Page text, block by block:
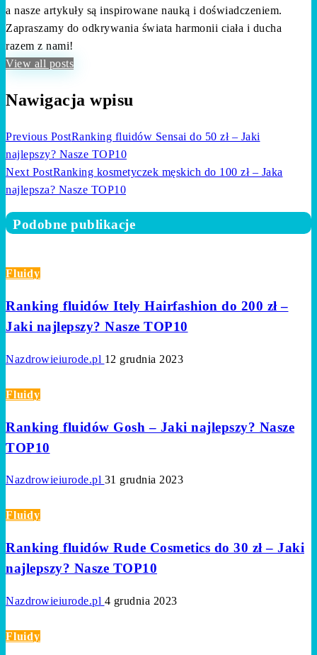
a nasze artykuły są inspirowane nauką i doświadczeniem.
Zapraszamy do odkrywania świata harmonii ciała i ducha
razem z nami!
View all posts
Nawigacja wpisu
Previous PostRanking fluidów Sensai do 50 zł – Jaki
najlepszy? Nasze TOP10
Next PostRanking kosmetyczek męskich do 100 zł – Jaka
najlepsza? Nasze TOP10
Podobne publikacje
Fluidy
Ranking fluidów Itely Hairfashion do 200 zł –
Jaki najlepszy? Nasze TOP10
Nazdrowieiurode.pl 12 grudnia 2023
Fluidy
Ranking fluidów Gosh – Jaki najlepszy? Nasze
TOP10
Nazdrowieiurode.pl 31 grudnia 2023
Fluidy
Ranking fluidów Rude Cosmetics do 30 zł – Jaki
najlepszy? Nasze TOP10
Nazdrowieiurode.pl 4 grudnia 2023
Fluidy